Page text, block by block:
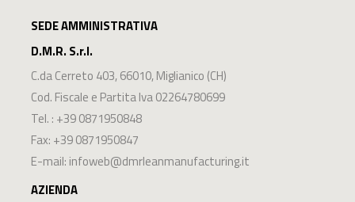
SEDE AMMINISTRATIVA
D.M.R. S.r.l.
C.da Cerreto 403,66010,Miglianico (CH)
Cod. Fiscale e Partita Iva 02264780699
Tel. : +39 0871950848
Fax: +39 0871950847
E-mail: infoweb@dmrleanmanufacturing.it
AZIENDA